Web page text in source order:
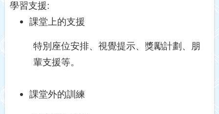
學習支援:
課堂上的支援
特別座位安排、視覺提示、獎勵計劃、朋
輩支援等。
課堂外的訓練